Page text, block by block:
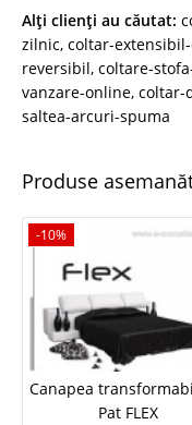
Alţi clienţi au căutat:
zilnic, coltar-
reversibil, coltare-
vanzare-online, coltar-
saltea-arcuri-spuma
Produse
-10%
Canapea
Pat FLEX